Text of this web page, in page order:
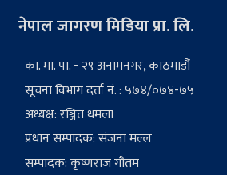
नेपाल जागरण मिडिया प्रा. लि.
का. मा. पा. - २९ अनामनगर, काठमाडौं
सूचना विभाग दर्ता नं. : ५७४/०७४-७५
अध्यक्ष: रञ्जित धमला
प्रधान सम्पादक: संजना मल्ल
सम्पादक: कृष्णराज गौतम